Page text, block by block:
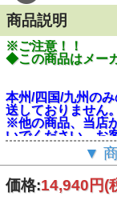
商品説明
※ご注意！！
◆この商品はメー
本州/四国/九州の
送しておりません。
※他の商品、当店
いでください。お
から発送するもの
この商品は発送ま
▼
価格:14,940円(